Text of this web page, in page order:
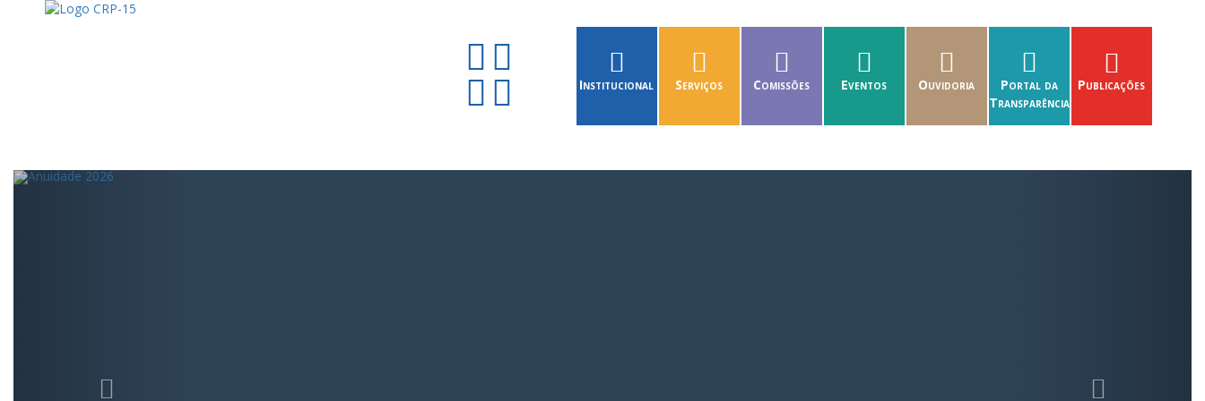
Institucional Serviços Comissões Eventos Ouvidoria
Portal da
Transparência
Publicações